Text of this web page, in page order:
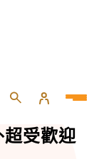
們的閃
超受歡迎